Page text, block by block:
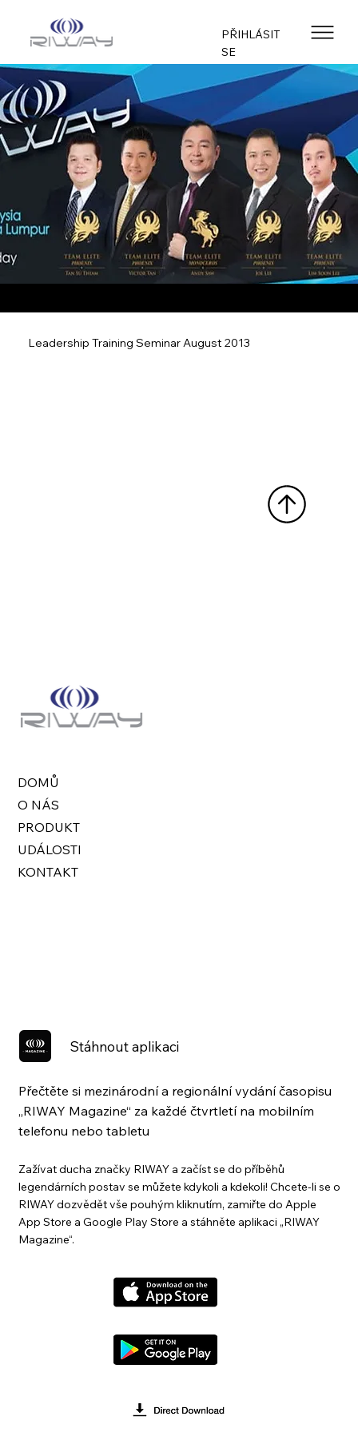
PŘIHLÁSIT
SE
Leadership Training Seminar August 2013
DOMŮ
O NÁS
PRODUKT
UDÁLOSTI
KONTAKT
Stáhnout aplikaci
Přečtěte si mezinárodní a regionální vydání časopisu
„RIWAY Magazine“ za každé čtvrtletí na mobilním
telefonu nebo tabletu
Zažívat ducha značky RIWAY a začíst se do příběhů
legendárních postav se můžete kdykoli a kdekoli! Chcete-li se o
RIWAY dozvědět vše pouhým kliknutím, zamiřte do Apple
App Store a Google Play Store a stáhněte aplikaci „RIWAY
Magazine“.